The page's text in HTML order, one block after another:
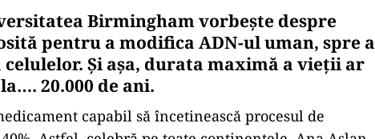
Birmingham vorbește despre
pentru a modifica ADN-ul uman, spre a
Și așa, durata maximă a vieții ar
20.000 de ani.
capabil să încetinească procesul de